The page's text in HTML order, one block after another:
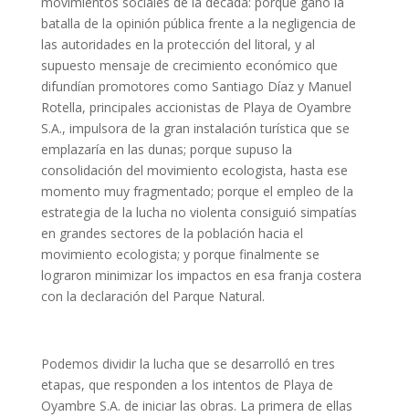
batalla de la opinión pública frente a la negligencia de
las autoridades en la protección del litoral, y al
supuesto mensaje de crecimiento económico que
difundían promotores como Santiago Díaz y Manuel
Rotella, principales accionistas de Playa de Oyambre
S.A., impulsora de la gran instalación turística que se
emplazaría en las dunas; porque supuso la
consolidación del movimiento ecologista, hasta ese
momento muy fragmentado; porque el empleo de la
estrategia de la lucha no violenta consiguió simpatías
en grandes sectores de la población hacia el
movimiento ecologista; y porque finalmente se
lograron minimizar los impactos en esa franja costera
con la declaración del Parque Natural.
Podemos dividir la lucha que se desarrolló en tres
etapas, que responden a los intentos de Playa de
Oyambre S.A. de iniciar las obras. La primera de ellas